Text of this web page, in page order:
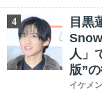
4
目黒
人」
版”
イケメン